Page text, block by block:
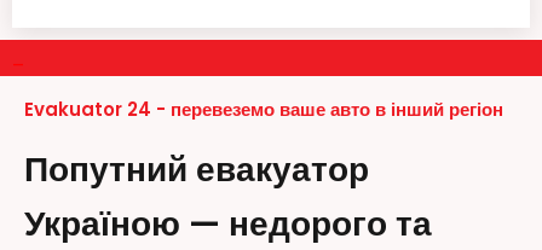
–
Evakuator 24 - перевеземо ваше авто в інший регіон
Попутний евакуатор
Україною — недорого та